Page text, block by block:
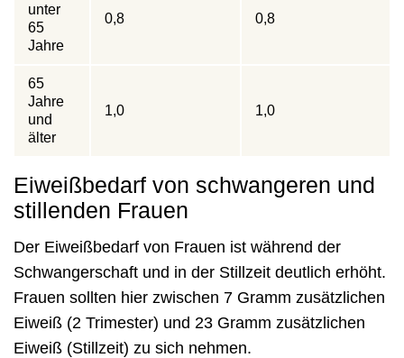
unter
65
Jahre
0,8 0,8
65
Jahre
und
älter
1,0 1,0
Eiweißbedarf von schwangeren und
stillenden Frauen
Der Eiweißbedarf von Frauen ist während der
Schwangerschaft und in der Stillzeit deutlich erhöht.
Frauen sollten hier zwischen 7 Gramm zusätzlichen
Eiweiß (2 Trimester) und 23 Gramm zusätzlichen
Eiweiß (Stillzeit) zu sich nehmen.